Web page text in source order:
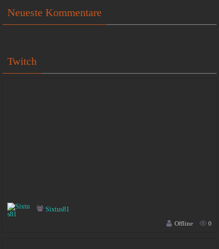
Neueste Kommentare
Twitch
Sixtus81
Offline
0